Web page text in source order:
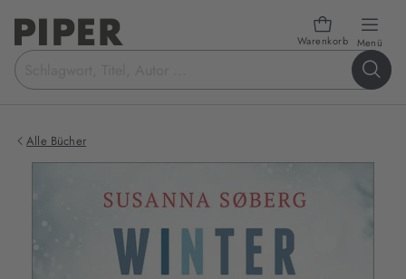
Warenkorb Menü
Suchbegriff
eingeben
Alle Bücher